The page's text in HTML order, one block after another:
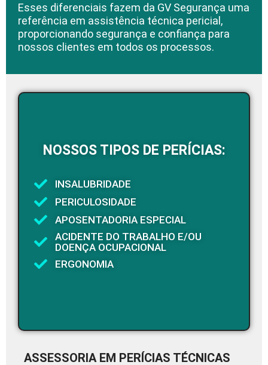
Esses diferenciais fazem da GV Segurança uma
referência em assistência técnica pericial,
proporcionando segurança e confiança para
nossos clientes em todos os processos.
NOSSOS TIPOS DE PERÍCIAS:
INSALUBRIDADE
PERICULOSIDADE
APOSENTADORIA ESPECIAL
ACIDENTE DO TRABALHO E/OU
DOENÇA OCUPACIONAL
ERGONOMIA
ASSESSORIA EM PERÍCIAS TÉCNICAS